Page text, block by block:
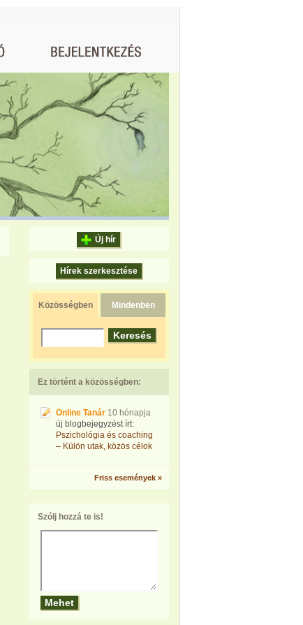
Új hír
Hírek szerkesztése
Közösségben Mindenben
Ez történt a közösségben:
Online Tanár 10 hónapja
új blogbejegyzést írt:
Pszichológia és coaching
– Külön utak, közös célok
Friss események »
Szólj hozzá te is!